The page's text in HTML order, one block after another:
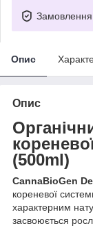
Замовлення
Опис
Опис
(500ml)
CannaBioGen
кореневої
характерним
засвоюється